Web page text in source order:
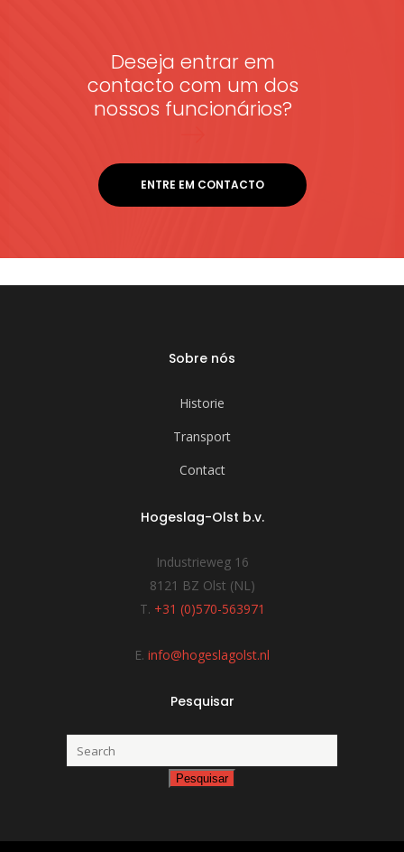
Deseja entrar em
contacto com um dos
nossos funcionários?
ENTRE EM CONTACTO
Sobre nós
Historie
Transport
Contact
Hogeslag-Olst b.v.
Industrieweg 16
8121 BZ Olst (NL)
T. +31 (0)570-563971
E. info@hogeslagolst.nl
Pesquisar